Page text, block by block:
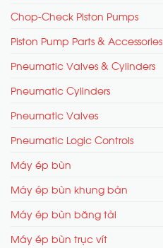
Chop-Check Piston Pumps
Piston Pump Parts & Accessories
Pneumatic Valves & Cylinders
Pneumatic Cylinders
Pneumatic Valves
Pneumatic Logic Controls
Máy ép bùn
Máy ép bùn khung bản
Máy ép bùn băng tải
Máy ép bùn trục vít